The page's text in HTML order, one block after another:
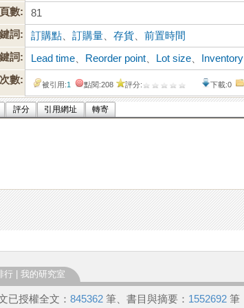
數:
81
詞:
訂購點 、訂購量 、存貨 、前置時間
詞:
Lead time Reorder point Lot size
Inventory
數:
被引用:1 點閱:208 評分: 下載:0
評分 引用網址 轉寄
行 我的研究室
已授權全文： 845362 筆、書目與摘要： 1552692 筆